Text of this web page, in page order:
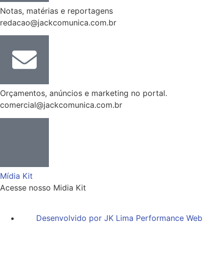
Notas, matérias e reportagens
redacao@jackcomunica.com.br
Orçamentos, anúncios e marketing no portal.
comercial@jackcomunica.com.br
Mídia Kit
Acesse nosso Midia Kit
Desenvolvido por JK Lima Performance Web